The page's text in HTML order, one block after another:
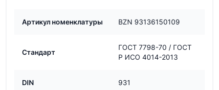
Артикул номенклатуры BZN 93136150109
Стандарт
ГОСТ 7798-70 / ГОСТ
Р ИСО 4014-2013
DIN 931